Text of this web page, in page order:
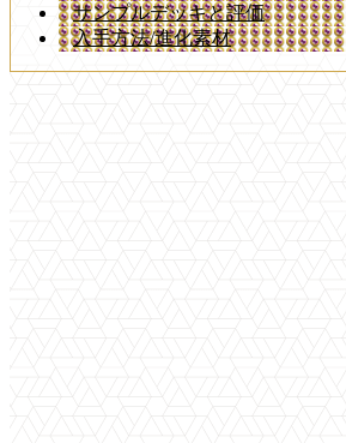
サンプルデッキと評価
入手方法/進化素材